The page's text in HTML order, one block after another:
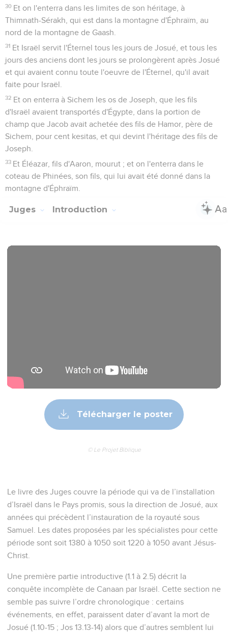
30 Et on l'enterra dans les limites de son héritage, à
Thimnath-Sérakh, qui est dans la montagne d'Éphraïm, au
nord de la montagne de Gaash.
31 Et Israël servit l'Éternel tous les jours de Josué, et tous les
jours des anciens dont les jours se prolongèrent après Josué
et qui avaient connu toute l'oeuvre de l'Éternel, qu'il avait
faite pour Israël.
32 Et on enterra à Sichem les os de Joseph, que les fils
d'Israël avaient transportés d'Égypte, dans la portion de
champ que Jacob avait achetée des fils de Hamor, père de
Sichem, pour cent kesitas, et qui devint l'héritage des fils de
Joseph.
33 Et Éléazar, fils d'Aaron, mourut ; et on l'enterra dans le
coteau de Phinées, son fils, qui lui avait été donné dans la
montagne d'Éphraïm.
Juges Introduction
Télécharger le poster
© Le Projet Biblique
Le livre des Juges couvre la période qui va de l’installation
d’Israël dans le Pays promis, sous la direction de Josué, aux
années qui précèdent l’instauration de la royauté sous
Samuel. Les dates proposées par les spécialistes pour cette
période sont soit 1380 à 1050 soit 1220 à 1050 avant Jésus-
Christ.
Une première partie introductive (1.1 à 2.5) décrit la
conquête incomplète de Canaan par Israël. Cette section ne
semble pas suivre l’ordre chronologique : certains
événements, en effet, paraissent dater d’avant la mort de
Josué (1.10-15 ; Jos 13.13-14) alors que d’autres semblent lui